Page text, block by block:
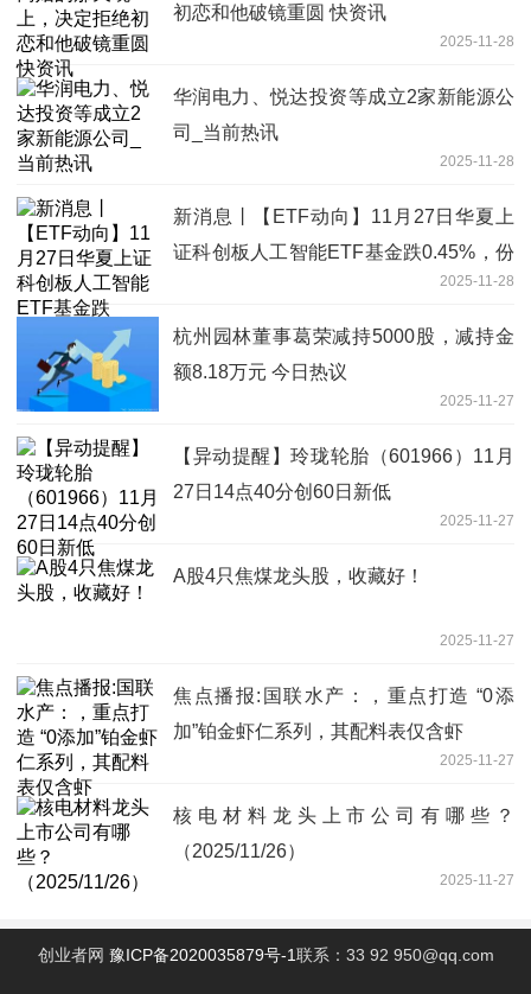
初恋和他破镜重圆 快资讯
2025-11-28
华润电力、悦达投资等成立2家新能源公
司_当前热讯
2025-11-28
新消息丨【ETF动向】11月27日华夏上
证科创板人工智能ETF基金跌0.45%，份
2025-11-28
杭州园林董事葛荣减持5000股，减持金
额8.18万元 今日热议
2025-11-27
【异动提醒】玲珑轮胎（601966）11月
27日14点40分创60日新低
2025-11-27
A股4只焦煤龙头股，收藏好！
2025-11-27
焦点播报:国联水产：，重点打造 “0添
加”铂金虾仁系列，其配料表仅含虾
2025-11-27
核电材料龙头上市公司有哪些？
（2025/11/26）
2025-11-27
创业者网 豫ICP备2020035879号-1联系：33 92 950@qq.com